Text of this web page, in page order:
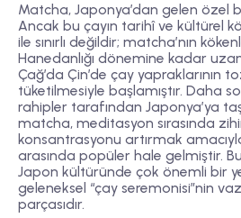
Matcha, Japonya’dan gelen özel
Ancak bu çayın tarihî ve kültürel
ile sınırlı değildir; matcha’nın
Hanedanlığı dönemine kadar
Çağ’da Çin’de çay yapraklarının
tüketilmesiyle başlamıştır. Daha
rahipler tarafından Japonya’ya
matcha, meditasyon sırasında
konsantrasyonu artırmak
arasında popüler hale gelmiştir.
Japon kültüründe çok önemli bir
geleneksel “çay seremonisi”nin
parçasıdır.